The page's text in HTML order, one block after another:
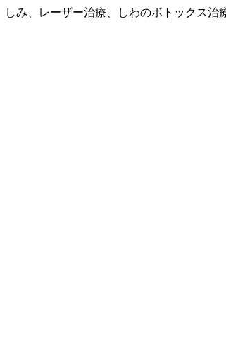
み、レーザー治療、しわのボトックス治